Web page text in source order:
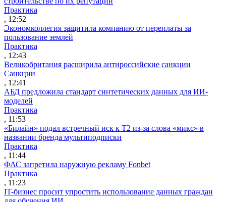
Практика
, 12:52
Экономколлегия защитила компанию от переплаты за
пользование землей
Практика
, 12:43
Великобритания расширила антироссийские санкции
Санкции
, 12:41
АБД предложила стандарт синтетических данных для ИИ-
моделей
Практика
, 11:53
«Билайн» подал встречный иск к Т2 из-за слова «микс» в
названии бренда мультиподписки
Практика
, 11:44
ФАС запретила наружную рекламу Fonbet
Практика
, 11:23
IT-бизнес просит упростить использование данных граждан